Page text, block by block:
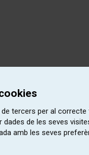
tercers per al
dades de les seves
amb les seves